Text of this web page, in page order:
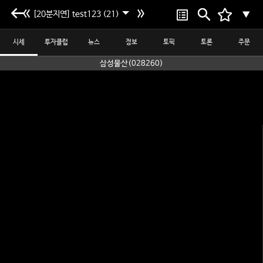
[20분지연] test123 (21) ▼
시세 투자클럽 뉴스 정보 토픽 토론 주문
삼성물산(028260)